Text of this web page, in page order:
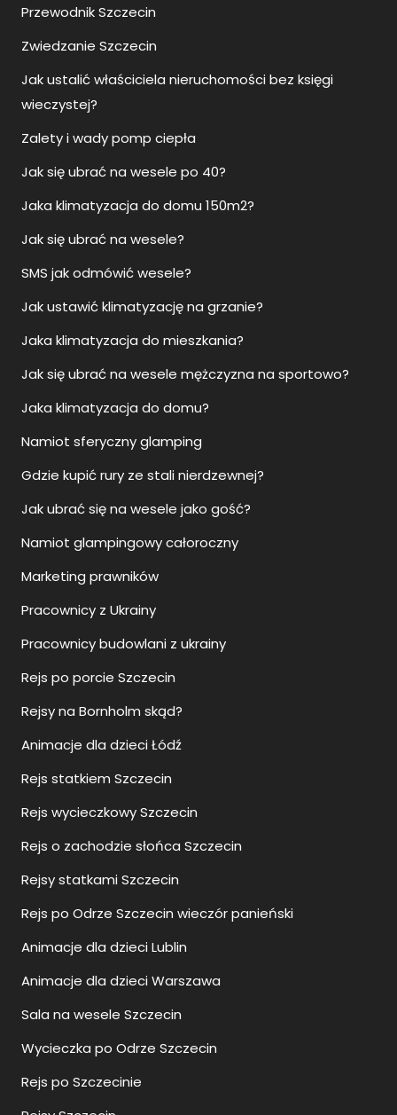
Przewodnik Szczecin
Zwiedzanie Szczecin
Jak ustalić właściciela nieruchomości bez księgi
wieczystej?
Zalety i wady pomp ciepła
Jak się ubrać na wesele po 40?
Jaka klimatyzacja do domu 150m2?
Jak się ubrać na wesele?
SMS jak odmówić wesele?
Jak ustawić klimatyzację na grzanie?
Jaka klimatyzacja do mieszkania?
Jak się ubrać na wesele mężczyzna na sportowo?
Jaka klimatyzacja do domu?
Namiot sferyczny glamping
Gdzie kupić rury ze stali nierdzewnej?
Jak ubrać się na wesele jako gość?
Namiot glampingowy całoroczny
Marketing prawników
Pracownicy z Ukrainy
Pracownicy budowlani z ukrainy
Rejs po porcie Szczecin
Rejsy na Bornholm skąd?
Animacje dla dzieci Łódź
Rejs statkiem Szczecin
Rejs wycieczkowy Szczecin
Rejs o zachodzie słońca Szczecin
Rejsy statkami Szczecin
Rejs po Odrze Szczecin wieczór panieński
Animacje dla dzieci Lublin
Animacje dla dzieci Warszawa
Sala na wesele Szczecin
Wycieczka po Odrze Szczecin
Rejs po Szczecinie